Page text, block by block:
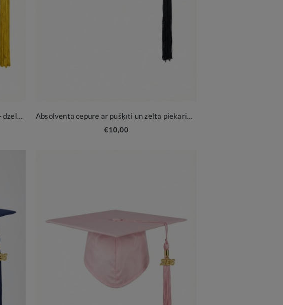
Absolventa cepure 2026 ar zelta pušķi – dzeltena izlaiduma piemiņa Absolventa cepure ar pušķīti un zelta piekariņu 2026 – svinīgam izlaidumam
€10,00